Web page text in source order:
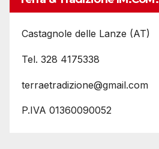
Castagnole delle Lanze (AT)
Tel. 328 4175338
terraetradizione@gmail.com
P.IVA 01360090052